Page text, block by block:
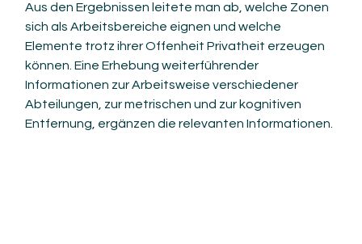
Aus den Ergebnissen leitete man ab, welche Zonen
sich als Arbeitsbereiche eignen und welche
Elemente trotz ihrer Offenheit Privatheit erzeugen
können. Eine Erhebung weiterführender
Informationen zur Arbeitsweise verschiedener
Abteilungen, zur metrischen und zur kognitiven
Entfernung, ergänzen die relevanten Informationen.